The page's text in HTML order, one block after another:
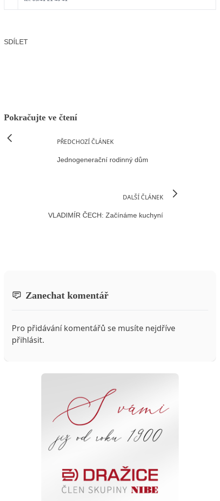
SDÍLET
Pokračujte ve čtení
PŘEDCHOZÍ ČLÁNEK
Jednogenerační rodinný dům
DALŠÍ ČLÁNEK
VLADIMÍR ČECH: Začínáme kuchyní
Zanechat komentář
Pro přidávání komentářů se musíte nejdříve
přihlásit.